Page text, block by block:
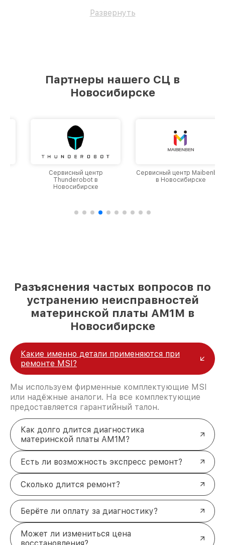
Развернуть
Партнеры нашего СЦ в
Новосибирске
Сервисный центр
Thunderobot в
Новосибирске
Сервисный центр Maibenben
в Новосибирске
Разъяснения частых вопросов по
устранению неисправностей
материнской платы AM1M в
Новосибирске
Какие именно детали применяются при
ремонте MSI?
Мы используем фирменные комплектующие MSI
или надёжные аналоги. На все комплектующие
предоставляется гарантийный талон.
Как долго длится диагностика
материнской платы AM1M?
Есть ли возможность экспресс ремонт?
Сколько длится ремонт?
Берёте ли оплату за диагностику?
Может ли измениться цена
восстановления?